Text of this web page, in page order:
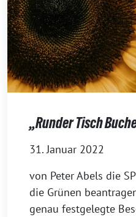
„Runder Tisch
31. Januar 2022
von Peter Abels die
die Grünen
genau festgelegte